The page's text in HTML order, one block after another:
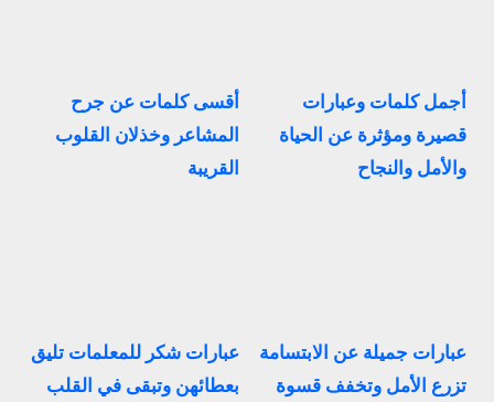
أجمل كلمات وعبارات
قصيرة ومؤثرة عن الحياة
والأمل والنجاح
أقسى كلمات عن جرح
المشاعر وخذلان القلوب
القريبة
عبارات جميلة عن الابتسامة
تزرع الأمل وتخفف قسوة
عبارات شكر للمعلمات تليق
بعطائهن وتبقى في القلب